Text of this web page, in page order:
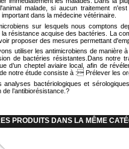
malade, si aucun traitement
important dans la médecine vétérinaire.
sur lesquels nous comptons
la résistance acquise des bactéries. La
proposer des mesures permettant
utiliser les antimicrobiens de manière
de bactéries résistantes.Dans notre
d’un cheptel aviaire local, afin de
de notre étude consiste à : Prélever les
analyses bactériologiques et
de l’antibiorésistance.?
PRODUITS DANS LA MÊME